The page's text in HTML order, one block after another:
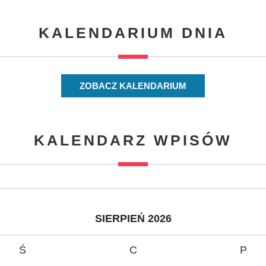
KALENDARIUM DNIA
ZOBACZ KALENDARIUM
KALENDARZ WPISÓW
SIERPIEŃ 2026
Ś C P